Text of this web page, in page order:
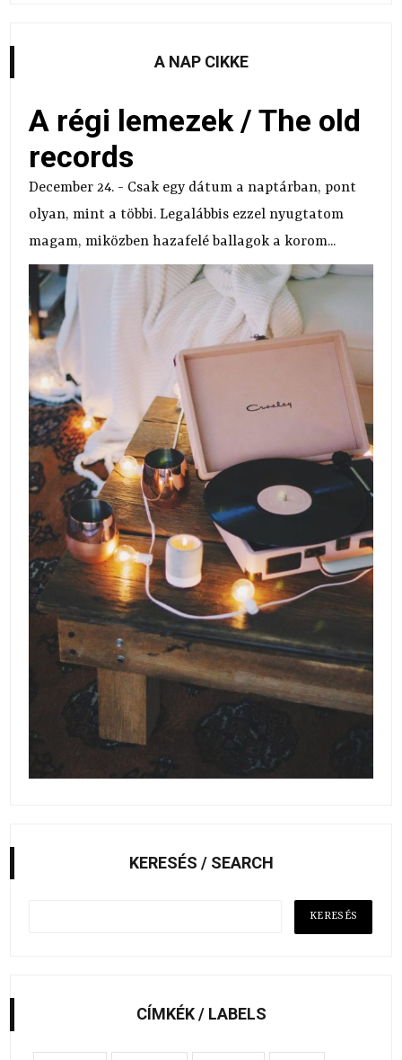
A NAP CIKKE
A régi lemezek / The old
records
December 24. - Csak egy dátum a naptárban, pont
olyan, mint a többi. Legalábbis ezzel nyugtatom
magam, miközben hazafelé ballagok a korom...
KERESÉS / SEARCH
CÍMKÉK / LABELS